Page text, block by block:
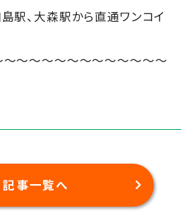
駅、大森駅から直通ワンコイ
～～～～～～～～～～～～
記事一覧へ